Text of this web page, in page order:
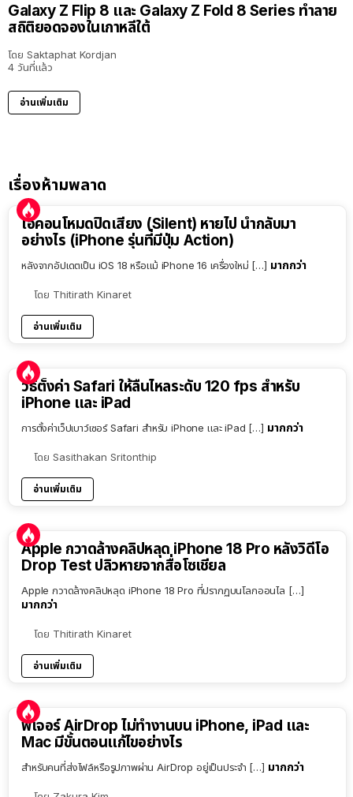
Galaxy Z Flip 8 และ Galaxy Z Fold 8 Series ทำลาย
สถิติยอดจองในเกาหลีใต้
โดย Saktaphat Kordjan
4 วันที่แล้ว
อ่านเพิ่มเติม
เรื่องห้ามพลาด
ไอคอนโหมดปิดเสียง (Silent) หายไป นำกลับมา
อย่างไร (iPhone รุ่นที่มีปุ่ม Action)
หลังจากอัปเดตเป็น iOS 18 หรือแม้ iPhone 16 เครื่องใหม่ […] มากกว่า
โดย Thitirath Kinaret
อ่านเพิ่มเติม
วิธีตั้งค่า Safari ให้ลื่นไหลระดับ 120 fps สำหรับ
iPhone และ iPad
การตั้งค่าเว็ปเบาว์เซอร์ Safari สำหรับ iPhone และ iPad […] มากกว่า
โดย Sasithakan Sritonthip
อ่านเพิ่มเติม
Apple กวาดล้างคลิปหลุด iPhone 18 Pro หลังวิดีโอ
Drop Test ปลิวหายจากสื่อโซเชียล
Apple กวาดล้างคลิปหลุด iPhone 18 Pro ที่ปรากฏบนโลกออนไล […]
มากกว่า
โดย Thitirath Kinaret
อ่านเพิ่มเติม
ฟีเจอร์ AirDrop ไม่ทำงานบน iPhone, iPad และ
Mac มีขั้นตอนแก้ไขอย่างไร
สำหรับคนที่ส่งไฟล์หรือรูปภาพผ่าน AirDrop อยู่เป็นประจำ […] มากกว่า